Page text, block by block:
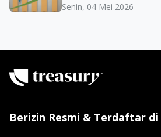
Senin, 04 Mei 2026
Berizin Resmi & Terdaftar di